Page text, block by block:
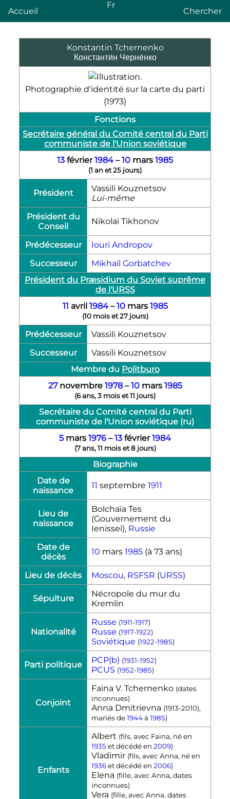
Accueil
Fr
Chercher
Konstantin Tchernenko
Константи́н Черне́нко
Photographie d'identité sur la carte du parti
(1973)
Fonctions
Secrétaire général du Comité central du Parti
communiste de l'Union soviétique
13 février1984 –10 mars 1985
(1 an et 25 jours)
Président
Vassili Kouznetsov
Lui-même
Président du
Conseil
Nikolaï Tikhonov
Prédécesseur
Iouri Andropov
Successeur
Mikhaïl Gorbatchev
Président du Præsidium du Soviet suprême
de l'URSS
11 avril 1984–10mars 1985
(10 mois et 27 jours)
Prédécesseur
Vassili Kouznetsov
Successeur
Vassili Kouznetsov
Membre du Politburo
27novembre 1978–10mars 1985
(6 ans, 3 mois et 11 jours)
Secrétaire du Comité central du Parti
communiste de l'Union soviétique (ru)
5 mars 1976 –13 février1984
(7 ans, 11 mois et 8 jours)
Biographie
Date de
naissance
11 septembre 1911
Lieu de
naissance
Bolchaïa Tes
(Gouvernement du
Ienisseï), Russie
Date de
décès
10 mars 1985 (à 73 ans)
Lieu de décès Moscou, RSFSR (URSS)
Sépulture
Nécropole du mur du
Kremlin
Nationalité
Russe (1911-1917)
Russe (1917-1922)
Soviétique (1922-1985)
Parti politique PCP(b) (1931-1952)
PCUS (1952-1985)
Conjoint
Faina V. Tchernenko (dates
inconnues)
Anna Dmitrievna (1913-2010),
mariés de1944à 1985)
Enfants
Albert (fils, avec Faina, né en
1935 et décédé en 2009)
Vladimir (fils, avec Anna, né en
1936et décédé en 2006)
Elena (fille, avec Anna, dates
inconnues)
Vera (fille, avec Anna, dates